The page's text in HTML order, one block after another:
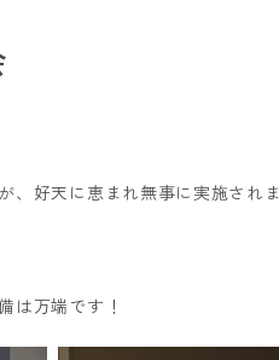
好天に恵まれ無事に実施されま
は万端です！